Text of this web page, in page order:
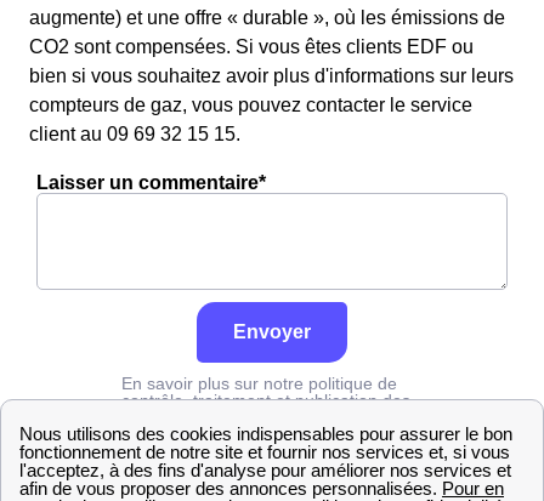
augmente) et une offre « durable », où les émissions de
CO2 sont compensées. Si vous êtes clients EDF ou
bien si vous souhaitez avoir plus d'informations sur leurs
compteurs de gaz, vous pouvez contacter le service
client au 09 69 32 15 15.
Laisser un commentaire*
Envoyer
En savoir plus sur notre politique de
contrôle, traitement et publication des
Engie Marne Hauteville